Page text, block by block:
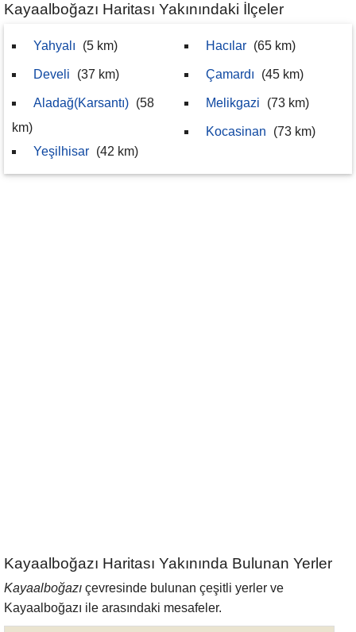
Kayaalboğazı Haritası Yakınındaki İlçeler
Yahyalı (5 km)
Develi (37 km)
Aladağ(Karsantı) (58
km)
Yeşilhisar (42 km)
Hacılar (65 km)
Çamardı (45 km)
Melikgazi (73 km)
Kocasinan (73 km)
Kayaalboğazı Haritası Yakınında Bulunan Yerler
Kayaalboğazı çevresinde bulunan çeşitli yerler ve
Kayaalboğazı ile arasındaki mesafeler.